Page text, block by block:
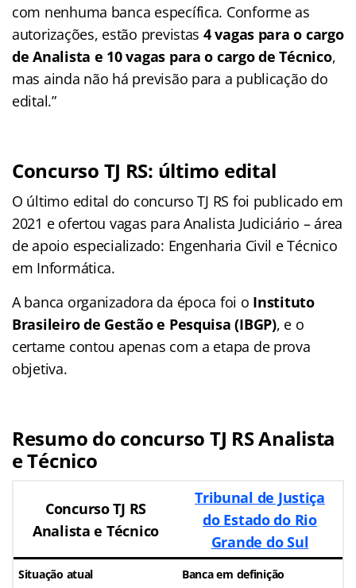
com nenhuma banca específica. Conforme as
autorizações, estão previstas 4 vagas para o cargo
de Analista e 10 vagas para o cargo de Técnico,
mas ainda não há previsão para a publicação do
edital.”
Concurso TJ RS: último edital
O último edital do concurso TJ RS foi publicado em
2021 e ofertou vagas para Analista Judiciário – área
de apoio especializado: Engenharia Civil e Técnico
em Informática.
A banca organizadora da época foi o Instituto
Brasileiro de Gestão e Pesquisa (IBGP), e o
certame contou apenas com a etapa de prova
objetiva.
Resumo do concurso TJ RS Analista
e Técnico
Concurso TJ RS
Analista e Técnico
Tribunal de Justiça
do Estado do Rio
Grande do Sul
Situação atual Banca em definição